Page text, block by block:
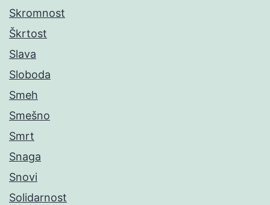
Skromnost
Škrtost
Slava
Sloboda
Smeh
Smešno
Smrt
Snaga
Snovi
Solidarnost